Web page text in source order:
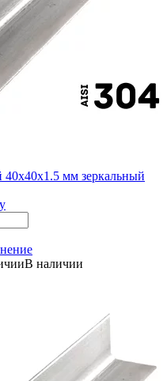
мм зеркальный
В наличии